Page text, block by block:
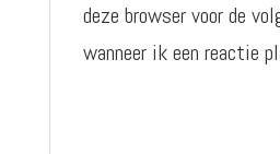
deze browser voor de
wanneer ik een reactie